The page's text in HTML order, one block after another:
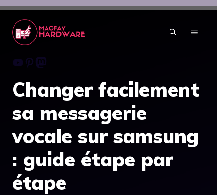
Aller
contenu
MENU
Youtube
Pinterest
Mastodon
Changer facilement
sa messagerie
vocale sur samsung
: guide étape par
étape